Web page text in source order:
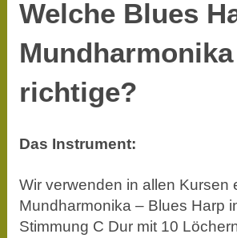
Welche Blues
richtige?
Das Instrument:
Wir verwenden in allen Kursen
Mundharmonika – Blues Harp
Stimmung C Dur mit 10